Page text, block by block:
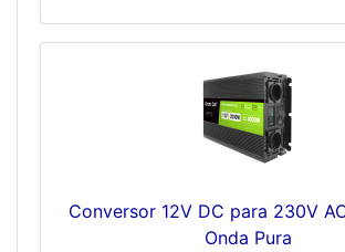
Conversor 12V DC para 230V
Onda Pura